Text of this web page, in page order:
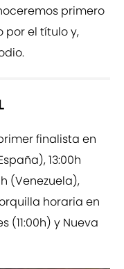
primero
por el título y,
finalista en
13:00h
(Venezuela),
horaria en
(11:00h) y Nueva